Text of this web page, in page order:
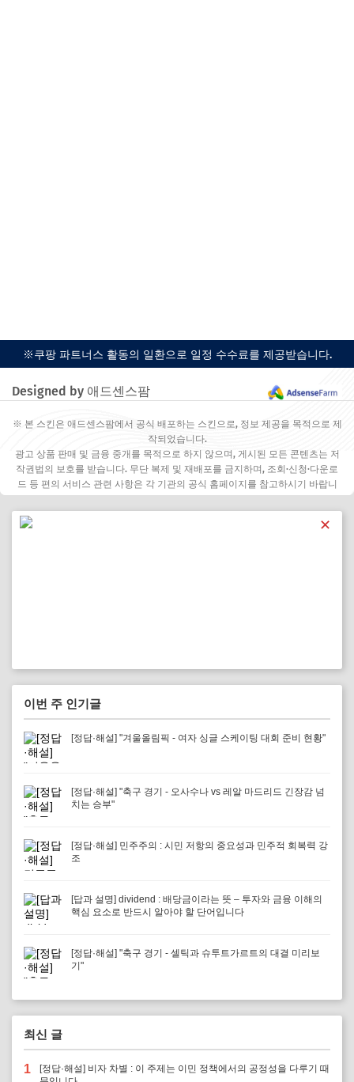
※쿠팡 파트너스 활동의 일환으로 일정 수수료를 제공받습니다.
Designed by 애드센스팜
※ 본 스킨은 애드센스팜에서 공식 배포하는 스킨으로, 정보 제공을 목적으로 제
작되었습니다.
광고 상품 판매 및 금융 중개를 목적으로 하지 않으며, 게시된 모든 콘텐츠는 저
작권법의 보호를 받습니다. 무단 복제 및 재배포를 금지하며, 조회·신청·다운로
드 등 편의 서비스 관련 사항은 각 기관의 공식 홈페이지를 참고하시기 바랍니
✕
이번 주 인기글
[정답·해설] "겨울올림픽 - 여자 싱글 스케이팅 대회 준비 현황"
[정답·해설] "축구 경기 - 오사수나 vs 레알 마드리드 긴장감 넘
치는 승부"
[정답·해설] 민주주의 : 시민 저항의 중요성과 민주적 회복력 강
조
[답과 설명] dividend : 배당금이라는 뜻 – 투자와 금융 이해의
핵심 요소로 반드시 알아야 할 단어입니다
[정답·해설] "축구 경기 - 셀틱과 슈투트가르트의 대결 미리보
기"
최신 글
1
[정답·해설] 비자 차별 : 이 주제는 이민 정책에서의 공정성을 다루기 때